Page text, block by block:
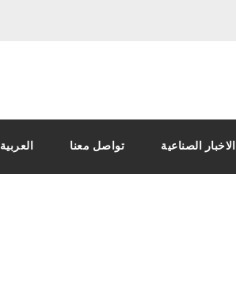
العربية تواصل معنا الاخبار الصناعية